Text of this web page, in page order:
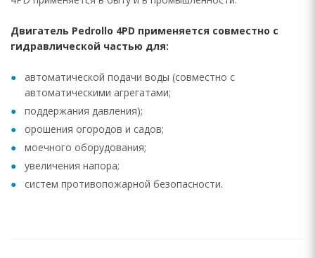
Двигатель Pedrollo 4PD применяется совместно с
гидравлической частью для:
автоматической подачи воды (совместно с
автоматическими агрегатами;
поддержания давления);
орошения огородов и садов;
моечного оборудования;
увеличения напора;
систем противопожарной безопасности.